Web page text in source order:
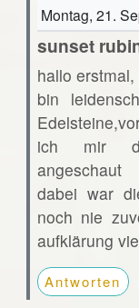
Montag, 21.
sunset
hallo erstmal,
bin
ich mir
angeschaut
dabei war
noch nie
aufklärung
Antworten